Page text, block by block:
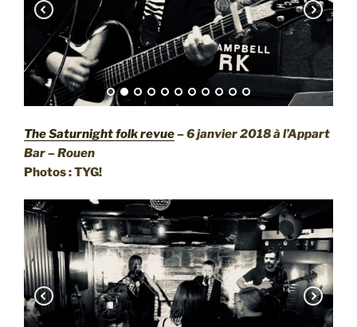
The Saturnight folk revue– 6 janvier 2018 à l’Appart
Bar – Rouen
Photos : TYG!